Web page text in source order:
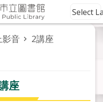
Select
影音
2講座
座